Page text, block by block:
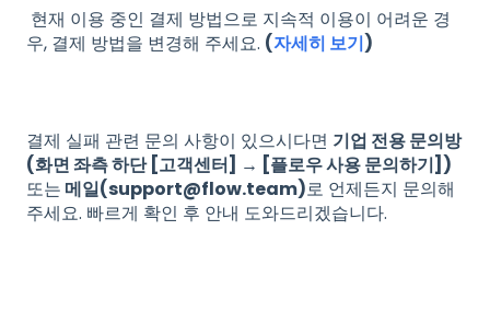
현재 이용 중인 결제 방법으로 지속적 이용이 어려운 경
우, 결제 방법을 변경해 주세요. (자세히 보기)
결제 실패 관련 문의 사항이 있으시다면 기업 전용 문의방
(화면 좌측 하단 [고객센터] → [플로우 사용 문의하기])
또는 메일(support@flow.team)로 언제든지 문의해
주세요. 빠르게 확인 후 안내 도와드리겠습니다.